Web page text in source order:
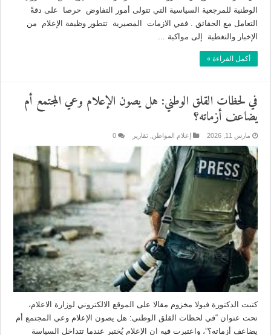
الوطنية للمرجعية السياسية التي تتولى أمور التفاوض حرصا على دقةً
التعامل مع الحقائق . ففي الازمات المصيرية تتطور وظيفة الإعلام من
الإخبار والتغطية إلى مواكبة ...
أكمل القراءة »
في لحظات القلق الوطني: هل يصون الإعلام وعي المجتمع أم
يضاعف أزماته؟
مارس 11, 2026 إعلام المواطن ,تقارير 0
كتبت الدكتورة فيولا مخزوم مقالا على الموقع الالكتروني لوزارة الاعلام،
تحت عنوان “في لحظات القلق الوطني: هل يصون الإعلام وعي المجتمع أم
يضاعف أزماته؟”، واعتبرت فيه ان الإعلام يُختبر عندما تتداخل السياسة